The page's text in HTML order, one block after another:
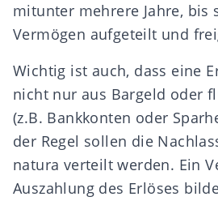
mitunter mehrere Jahre, bis
Vermögen aufgeteilt und
Wichtig ist auch, dass eine
nicht nur aus Bargeld oder
(z.B. Bankkonten oder
der Regel sollen die
natura verteilt werden. Ein
Auszahlung des Erlöses